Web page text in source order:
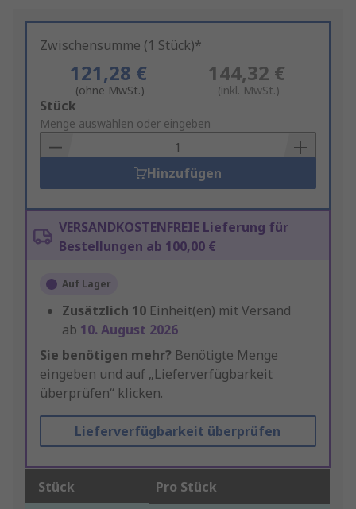
Zwischensumme (1 Stück)*
121,28 €
(ohne MwSt.)
144,32 €
(inkl. MwSt.)
Add
to
Basket
Stück
Menge auswählen oder eingeben
Hinzufügen
VERSANDKOSTENFREIE Lieferung für
Bestellungen ab 100,00 €
Auf Lager
Zusätzlich 10 Einheit(en) mit Versand
ab 10. August 2026
Sie benötigen mehr? Benötigte Menge
eingeben und auf „Lieferverfügbarkeit
überprüfen“ klicken.
Lieferverfügbarkeit überprüfen
Stück Pro Stück